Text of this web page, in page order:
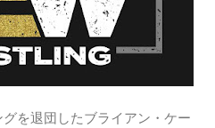
を退団したブライアン・ケー